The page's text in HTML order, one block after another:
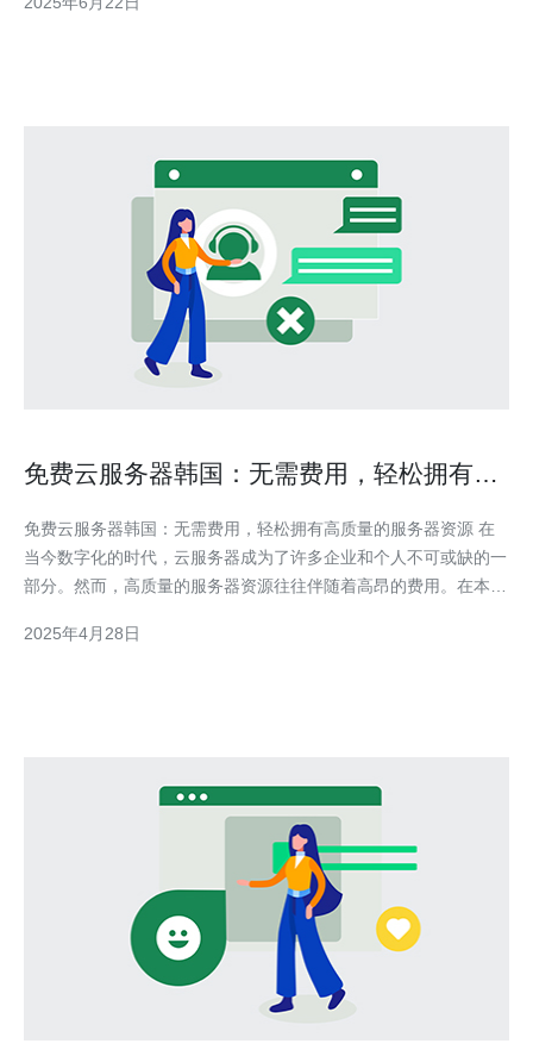
ISP服务器采用先进的硬件设备和技术，能够提供高性能的计算和
免费云服务器韩国：无需费用，轻松拥有高
免费云服务器韩国：无需费用，轻松拥有高质量的服务器资源 在
当今数字化的时代，云服务器成为了许多企业和个人不可或缺的一
部分。然而，高质量的服务器资源往往伴随着高昂的费用。在本文
器，它提供了无需费用且高质量的服务器资源。 韩国免费云服务
2025年4月28日